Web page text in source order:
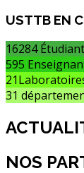
USTTB EN
16284
595
21
31
NOS